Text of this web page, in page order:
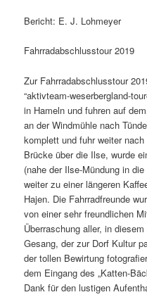
Bericht: E. J. Lohmeyer
Fahrradabschlusstour 2019
Zur Fahrradabschlusstour
“aktivteam-weserbergland-
in Hameln und fuhren auf
an der Windmühle nach
komplett und fuhr weiter
Brücke über die Ilse, wurde
(nahe der Ilse-Mündung in
weiter zu einer längeren
Hajen. Die Fahrradfreunde
von einer sehr freundlichen
Überraschung aller, in
Gesang, der zur Dorf Kultur
der tollen Bewirtung
dem Eingang des „Katten-
Dank für den lustigen